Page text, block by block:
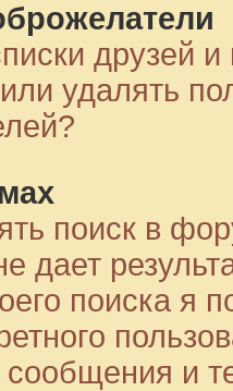
друзей
удалять
поиск в
дает
поиска я
сообщения и